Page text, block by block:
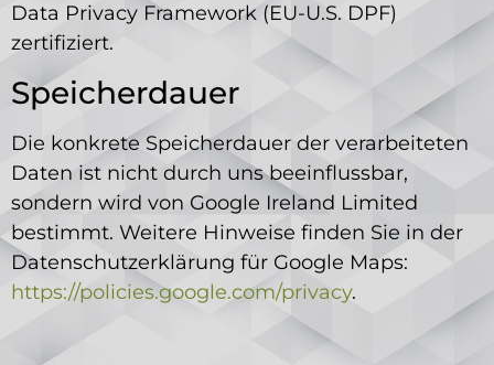
Data Privacy Framework (EU-U.S. DPF)
zertifiziert.
Speicherdauer
Die konkrete Speicherdauer der verarbeiteten
Daten ist nicht durch uns beeinflussbar,
sondern wird von Google Ireland Limited
bestimmt. Weitere Hinweise finden Sie in der
Datenschutzerklärung für Google Maps:
https://policies.google.com/privacy.